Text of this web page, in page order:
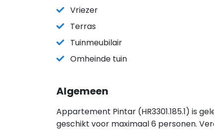
Vriezer
Terras
Tuinmeubilair
Omheinde tuin
Algemeen
Appartement Pintar (HR3301.185.1) is
geschikt voor maximaal 6 personen.